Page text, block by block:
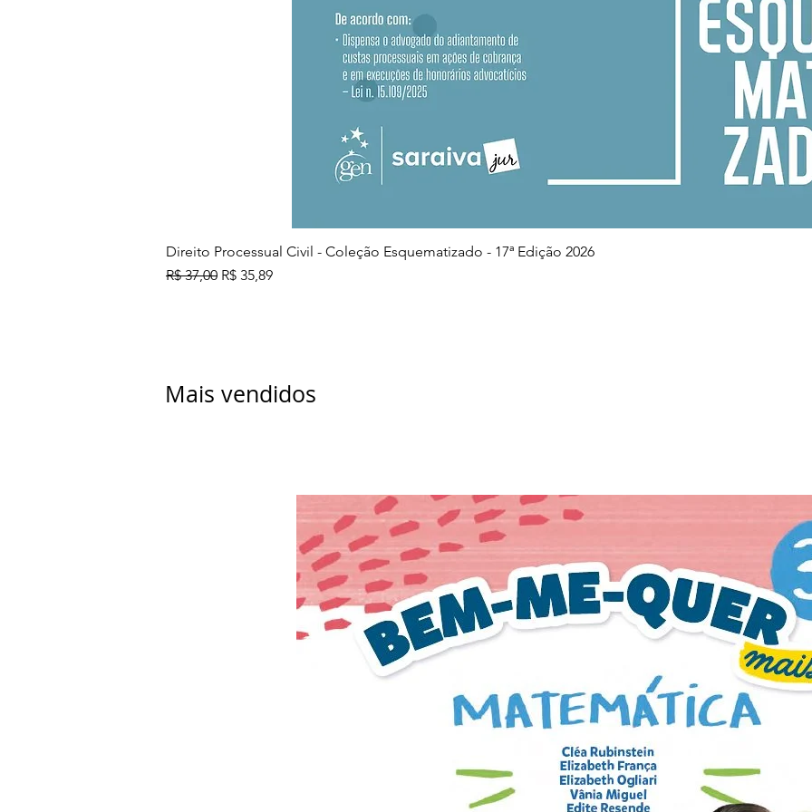
Visualização rápida
Direito Processual Civil - Coleção Esquematizado - 17ª Edição 2026
Preço normal
R$ 37,00 Preço promocional
R$ 35,89
Mais vendidos